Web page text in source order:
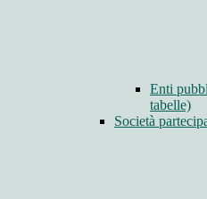
Enti
tabelle)
Società